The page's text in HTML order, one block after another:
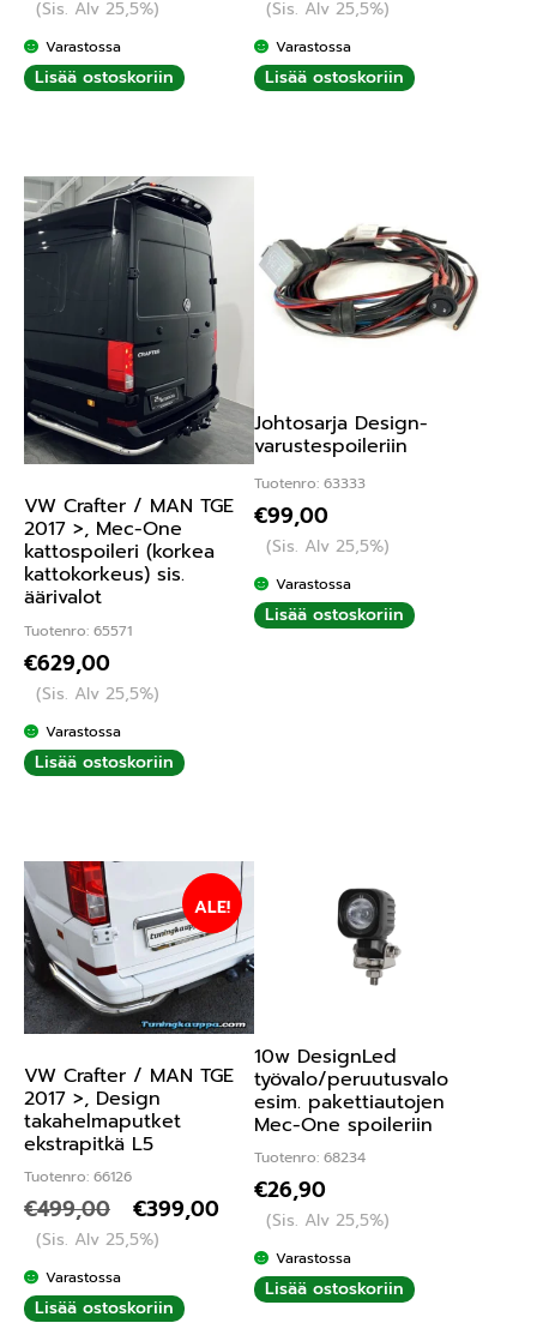
(Sis. Alv 25,5%)
Varastossa
Lisää ostoskoriin
(Sis. Alv 25,5%)
Varastossa
Lisää ostoskoriin
VW Crafter / MAN TGE
2017 >, Mec-One
kattospoileri (korkea
kattokorkeus) sis.
äärivalot
Tuotenro: 65571
€629,00
(Sis. Alv 25,5%)
Varastossa
Lisää ostoskoriin
Johtosarja Design-
varustespoileriin
Tuotenro: 63333
€99,00
(Sis. Alv 25,5%)
Varastossa
Lisää ostoskoriin
VW Crafter / MAN TGE
2017 >, Design
takahelmaputket
ekstrapitkä L5
Tuotenro: 66126
ALE!
€499,00 €399,00
(Sis. Alv 25,5%)
Varastossa
Lisää ostoskoriin
10w DesignLed
työvalo/peruutusvalo
esim. pakettiautojen
Mec-One spoileriin
Tuotenro: 68234
€26,90
(Sis. Alv 25,5%)
Varastossa
Lisää ostoskoriin